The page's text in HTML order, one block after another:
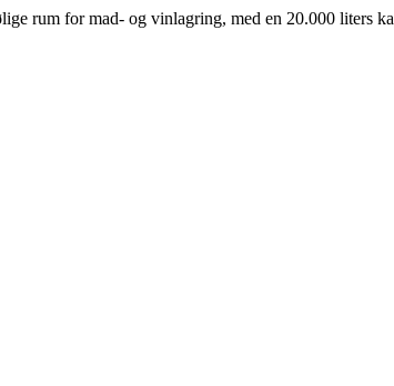
rum for mad- og vinlagring, med en 20.000 liters